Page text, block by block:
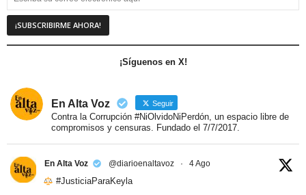
¡Síguenos en X!
En Alta Voz Seguir
Contra la Corrupción #NiOlvidoNiPerdón, un espacio libre de
compromisos y censuras. Fundado el 7/7/2017.
En Alta Voz @diarioenaltavoz · 4 Ago
#JusticiaParaKeyla